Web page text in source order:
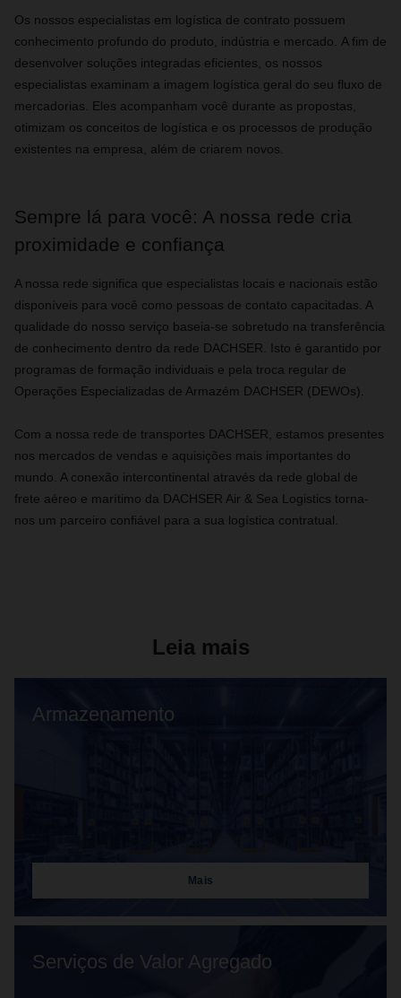
Os nossos especialistas em logística de contrato possuem
conhecimento profundo do produto, indústria e mercado. A fim de
desenvolver soluções integradas eficientes, os nossos
especialistas examinam a imagem logística geral do seu fluxo de
mercadorias. Eles acompanham você durante as propostas,
otimizam os conceitos de logística e os processos de produção
existentes na empresa, além de criarem novos.
Sempre lá para você: A nossa rede cria
proximidade e confiança
A nossa rede significa que especialistas locais e nacionais estão
disponíveis para você como pessoas de contato capacitadas. A
qualidade do nosso serviço baseia-se sobretudo na transferência
de conhecimento dentro da rede DACHSER. Isto é garantido por
programas de formação individuais e pela troca regular de
Operações Especializadas de Armazém DACHSER (DEWOs).
Com a nossa rede de transportes DACHSER, estamos presentes
nos mercados de vendas e aquisições mais importantes do
mundo. A conexão intercontinental através da rede global de
frete aéreo e marítimo da DACHSER Air & Sea Logistics torna-
nos um parceiro confiável para a sua logística contratual.
Leia mais
Armazenamento
Mais
Serviços de Valor Agregado